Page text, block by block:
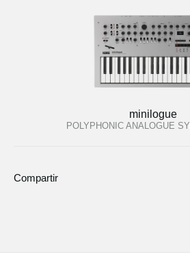
minilogue
POLYPHONIC ANALOGUE
Compartir